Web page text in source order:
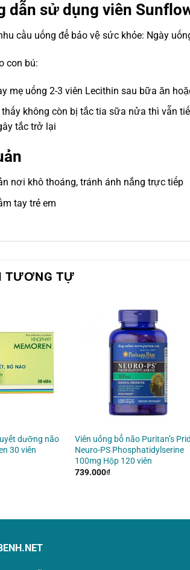
dẫn sử dụng viên
cầu uống để bảo vệ sức khỏe: Ngày
con bú:
mẹ uống 2-3 viên Lecithin sau bữa ăn
không còn bị tắc tia sữa nửa thì vẫn
tắc trở lại
nơi khô thoáng, tránh ánh nắng trực tiếp
tay trẻ em
TƯƠNG TỰ
dưỡng não
30 viên
Viên uống bổ não Puritan’s
Neuro-PS Phosphatidylserine
100mg Hộp 120 viên
739.000₫